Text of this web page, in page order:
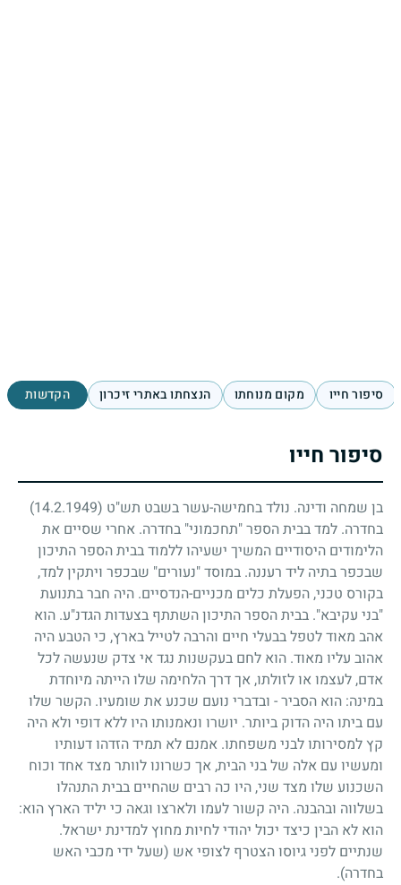
סיפור חייו מקום מנוחתו הנצחתו באתרי זיכרון הקדשות
סיפור חייו
בן שמחה ודינה. נולד בחמישה-עשר בשבט תש"ט (14.2.1949)
בחדרה. למד בבית הספר "תחכמוני" בחדרה. אחרי שסיים את
הלימודים היסודיים המשיך ישעיהו ללמוד בבית הספר התיכון
שבכפר בתיה ליד רעננה. במוסד "נעורים" שבכפר ויתקין למד,
בקורס טכני, הפעלת כלים מכניים-הנדסיים. היה חבר בתנועת
"בני עקיבא". בבית הספר התיכון השתתף בצעדות הגדנ"ע. הוא
אהב מאוד לטפל בבעלי חיים והרבה לטייל בארץ, כי הטבע היה
אהוב עליו מאוד. הוא לחם בעקשנות נגד אי צדק שנעשה לכל
אדם, לעצמו או לזולתו, אך דרך הלחימה שלו הייתה מיוחדת
במינה: הוא הסביר - ובדברי נועם שכנע את שומעיו. הקשר שלו
עם ביתו היה הדוק ביותר. יושרו ונאמנותו היו ללא דופי ולא היה
קץ למסירותו לבני משפחתו. אמנם לא תמיד הזדהו דעותיו
ומעשיו עם אלה של בני הבית, אך כשרונו לוותר מצד אחד וכוח
השכנוע שלו מצד שני, היו כה רבים שהחיים בבית התנהלו
בשלווה ובהבנה. היה קשור לעמו ולארצו וגאה כי יליד הארץ הוא:
הוא לא הבין כיצד יכול יהודי לחיות מחוץ למדינת ישראל.
שנתיים לפני גיוסו הצטרף לצופי אש (שעל ידי מכבי האש
בחדרה).